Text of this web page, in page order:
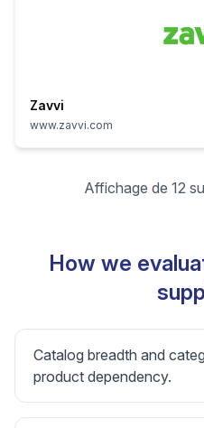
Zavvi
www.zavvi.com
Affichage de 12
How we
Catalog breadth and
product dependency.